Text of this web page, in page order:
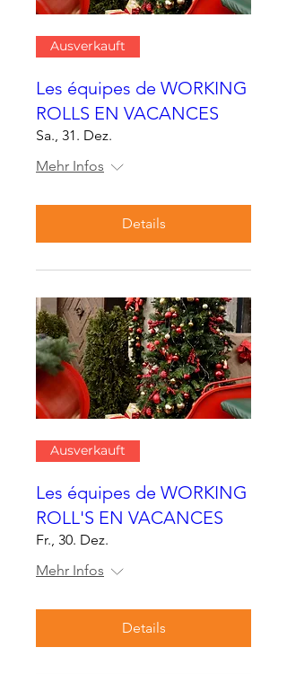
Ausverkauft
Les équipes de WORKING
ROLLS EN VACANCES
Sa., 31. Dez.
Mehr Infos
Details
Ausverkauft
Les équipes de WORKING
ROLL'S EN VACANCES
Fr., 30. Dez.
Mehr Infos
Details